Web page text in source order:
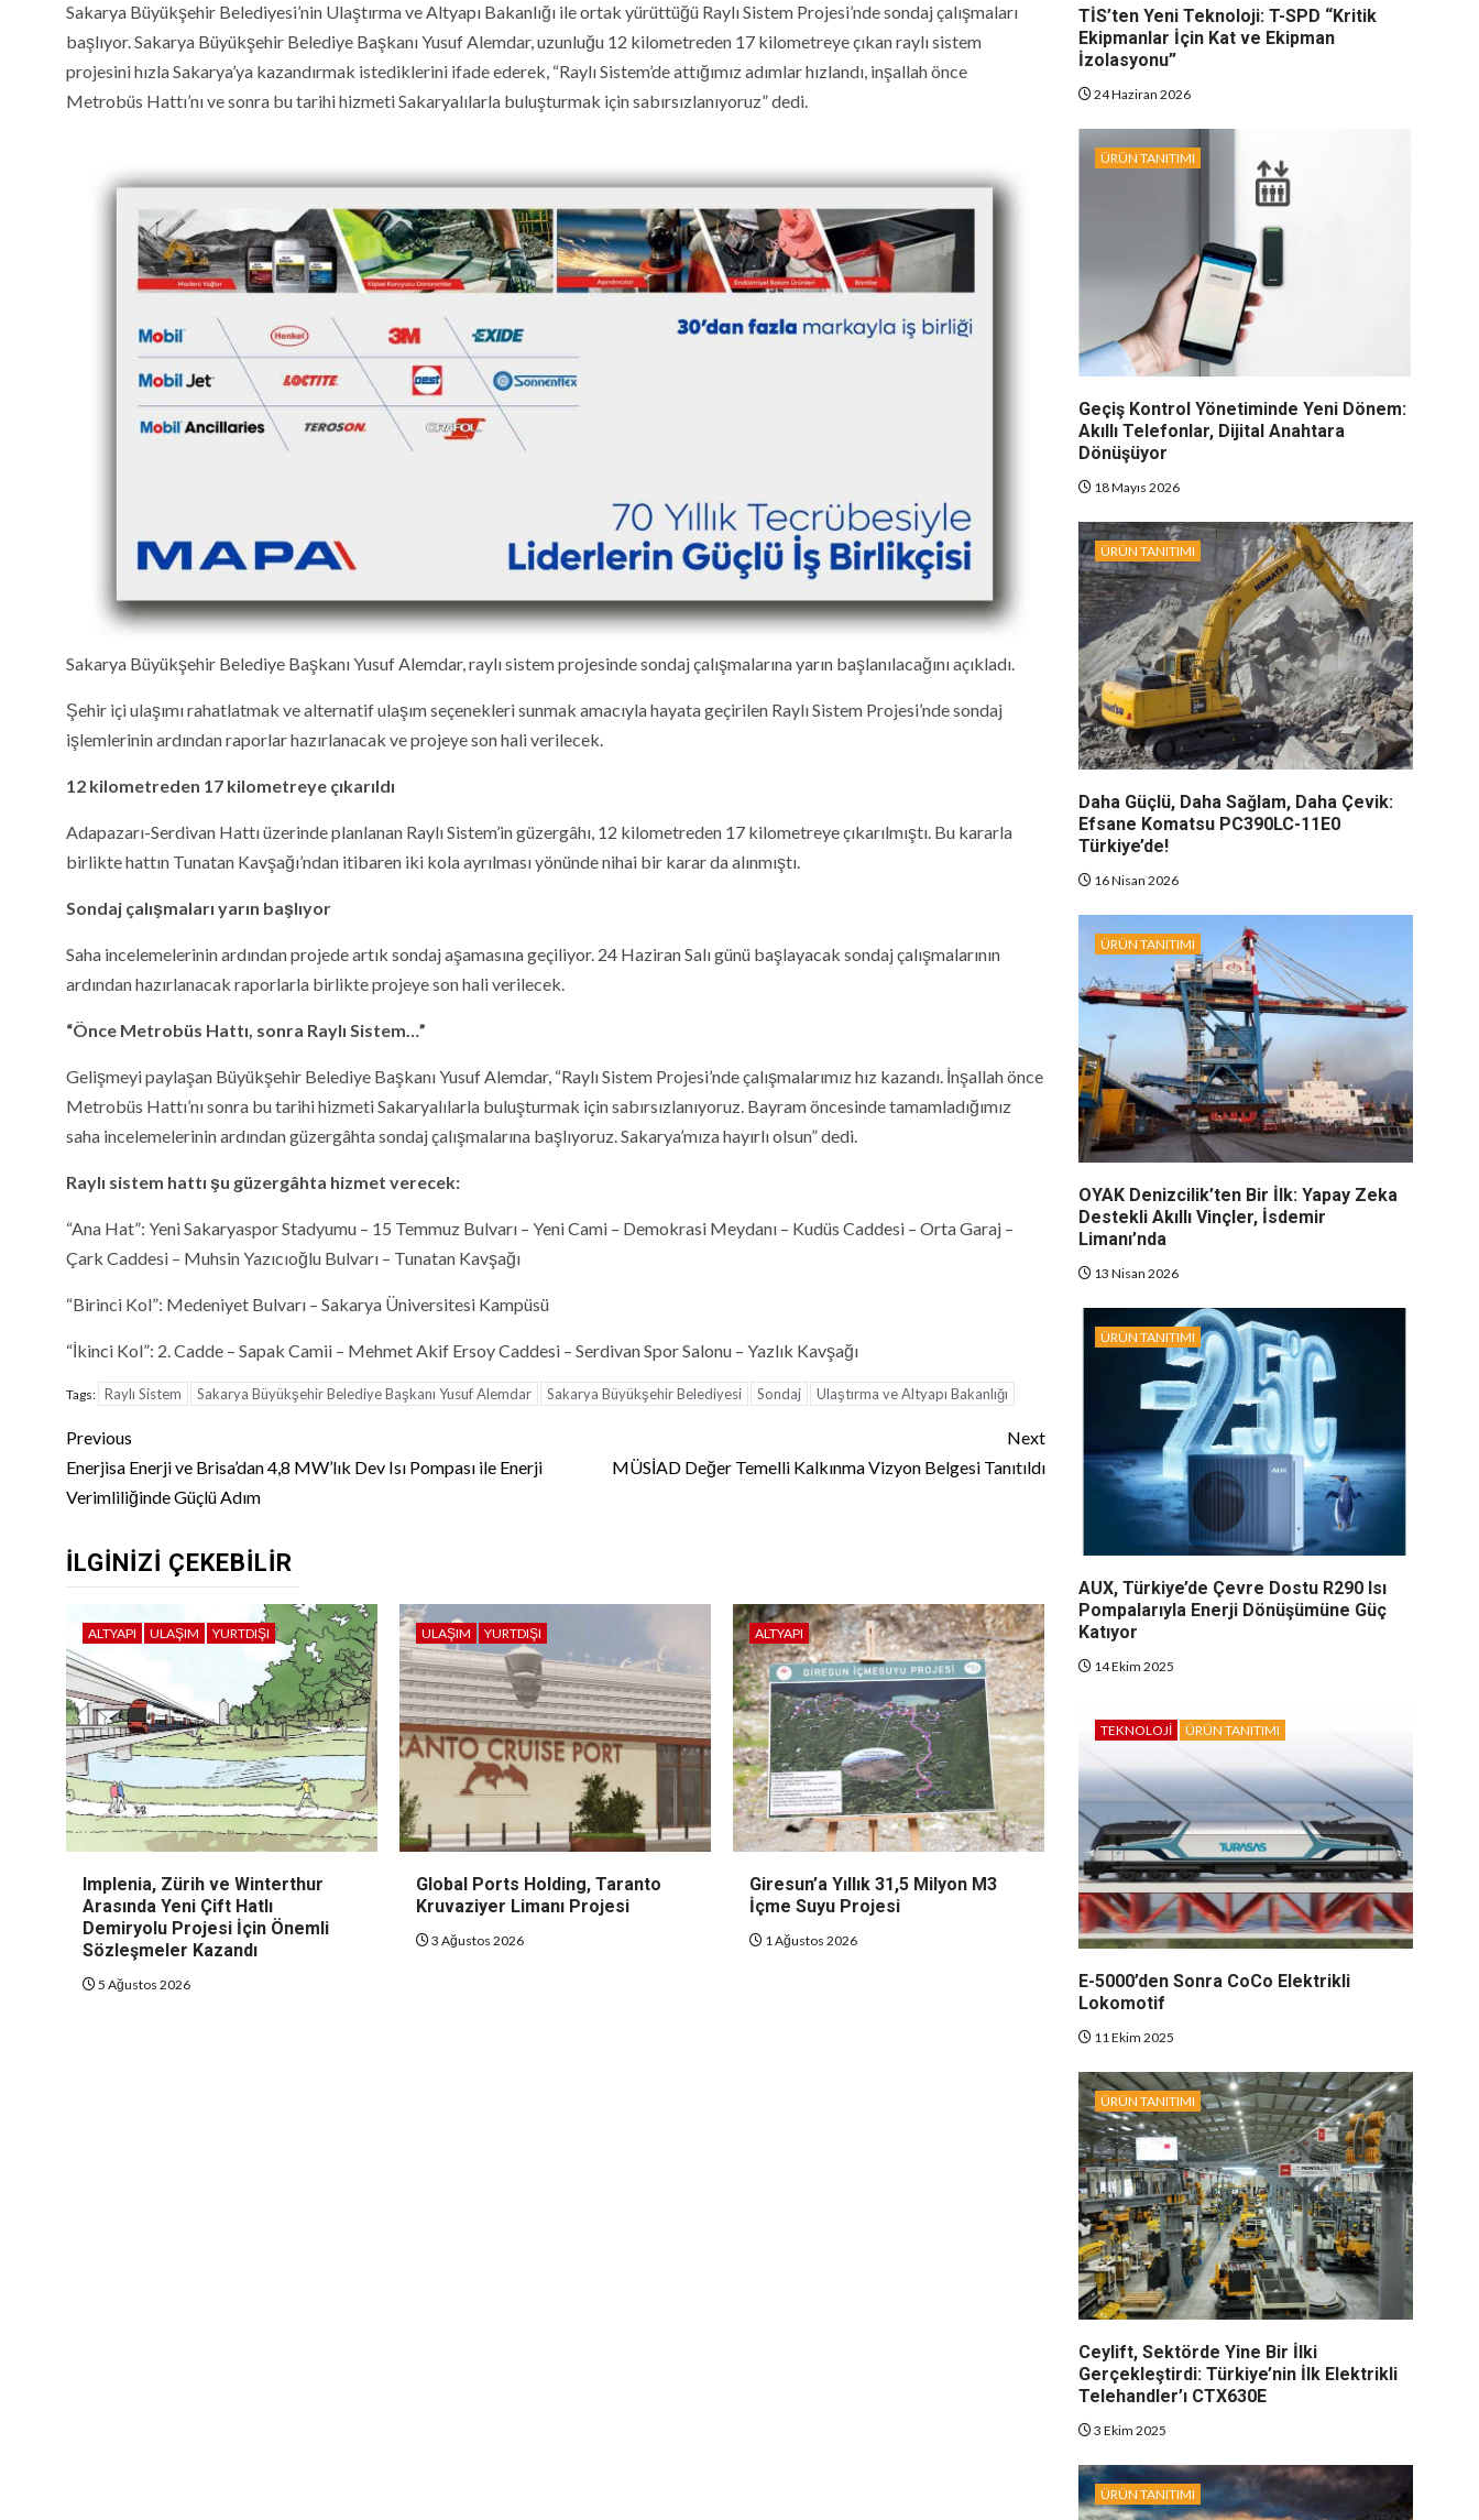
Sakarya Büyükşehir Belediyesi’nin Ulaştırma ve Altyapı Bakanlığı ile ortak yürüttüğü Raylı Sistem Projesi’nde sondaj çalışmaları
başlıyor. Sakarya Büyükşehir Belediye Başkanı Yusuf Alemdar, uzunluğu 12 kilometreden 17 kilometreye çıkan raylı sistem
projesini hızla Sakarya’ya kazandırmak istediklerini ifade ederek, “Raylı Sistem’de attığımız adımlar hızlandı, inşallah önce
Metrobüs Hattı’nı ve sonra bu tarihi hizmeti Sakaryalılarla buluşturmak için sabırsızlanıyoruz” dedi.
Sakarya Büyükşehir Belediye Başkanı Yusuf Alemdar, raylı sistem projesinde sondaj çalışmalarına yarın başlanılacağını açıkladı.
Şehir içi ulaşımı rahatlatmak ve alternatif ulaşım seçenekleri sunmak amacıyla hayata geçirilen Raylı Sistem Projesi’nde sondaj
işlemlerinin ardından raporlar hazırlanacak ve projeye son hali verilecek.
12 kilometreden 17 kilometreye çıkarıldı
Adapazarı-Serdivan Hattı üzerinde planlanan Raylı Sistem’in güzergâhı, 12 kilometreden 17 kilometreye çıkarılmıştı. Bu kararla
birlikte hattın Tunatan Kavşağı’ndan itibaren iki kola ayrılması yönünde nihai bir karar da alınmıştı.
Sondaj çalışmaları yarın başlıyor
Saha incelemelerinin ardından projede artık sondaj aşamasına geçiliyor. 24 Haziran Salı günü başlayacak sondaj çalışmalarının
ardından hazırlanacak raporlarla birlikte projeye son hali verilecek.
“Önce Metrobüs Hattı, sonra Raylı Sistem…”
Gelişmeyi paylaşan Büyükşehir Belediye Başkanı Yusuf Alemdar, “Raylı Sistem Projesi’nde çalışmalarımız hız kazandı. İnşallah önce
Metrobüs Hattı’nı sonra bu tarihi hizmeti Sakaryalılarla buluşturmak için sabırsızlanıyoruz. Bayram öncesinde tamamladığımız
saha incelemelerinin ardından güzergâhta sondaj çalışmalarına başlıyoruz. Sakarya’mıza hayırlı olsun” dedi.
Raylı sistem hattı şu güzergâhta hizmet verecek:
“Ana Hat”: Yeni Sakaryaspor Stadyumu – 15 Temmuz Bulvarı – Yeni Cami – Demokrasi Meydanı – Kudüs Caddesi – Orta Garaj –
Çark Caddesi – Muhsin Yazıcıoğlu Bulvarı – Tunatan Kavşağı
“Birinci Kol”: Medeniyet Bulvarı – Sakarya Üniversitesi Kampüsü
“İkinci Kol”: 2. Cadde – Sapak Camii – Mehmet Akif Ersoy Caddesi – Serdivan Spor Salonu – Yazlık Kavşağı
Tags: Raylı Sistem Sakarya Büyükşehir Belediye Başkanı Yusuf Alemdar Sakarya Büyükşehir Belediyesi Sondaj Ulaştırma ve Altyapı Bakanlığı
Continue
Reading
Previous
Enerjisa Enerji ve Brisa’dan 4,8 MW’lık Dev Isı Pompası ile Enerji
Verimliliğinde Güçlü Adım
Next
MÜSİAD Değer Temelli Kalkınma Vizyon Belgesi Tanıtıldı
İLGINIZI ÇEKEBILIR
ALTYAPI ULAŞIM YURTDIŞI
Implenia, Zürih ve Winterthur
Arasında Yeni Çift Hatlı
Demiryolu Projesi İçin Önemli
Sözleşmeler Kazandı
5 Ağustos 2026
ULAŞIM YURTDIŞI
Global Ports Holding, Taranto
Kruvaziyer Limanı Projesi
3 Ağustos 2026
ALTYAPI
Giresun’a Yıllık 31,5 Milyon M3
İçme Suyu Projesi
1 Ağustos 2026
TİS’ten Yeni Teknoloji: T-SPD “Kritik
Ekipmanlar İçin Kat ve Ekipman
İzolasyonu”
24 Haziran 2026
ÜRÜN TANITIMI
Geçiş Kontrol Yönetiminde Yeni Dönem:
Akıllı Telefonlar, Dijital Anahtara
Dönüşüyor
18 Mayıs 2026
ÜRÜN TANITIMI
Daha Güçlü, Daha Sağlam, Daha Çevik:
Efsane Komatsu PC390LC-11E0
Türkiye’de!
16 Nisan 2026
ÜRÜN TANITIMI
OYAK Denizcilik’ten Bir İlk: Yapay Zeka
Destekli Akıllı Vinçler, İsdemir
Limanı’nda
13 Nisan 2026
ÜRÜN TANITIMI
AUX, Türkiye’de Çevre Dostu R290 Isı
Pompalarıyla Enerji Dönüşümüne Güç
Katıyor
14 Ekim 2025
TEKNOLOJI ÜRÜN TANITIMI
E-5000’den Sonra CoCo Elektrikli
Lokomotif
11 Ekim 2025
ÜRÜN TANITIMI
Ceylift, Sektörde Yine Bir İlki
Gerçekleştirdi: Türkiye’nin İlk Elektrikli
Telehandler’ı CTX630E
3 Ekim 2025
ÜRÜN TANITIMI